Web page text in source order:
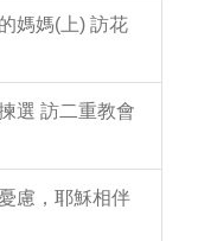
媽媽(上) 訪花
選 訪二重教會
慮，耶穌相伴